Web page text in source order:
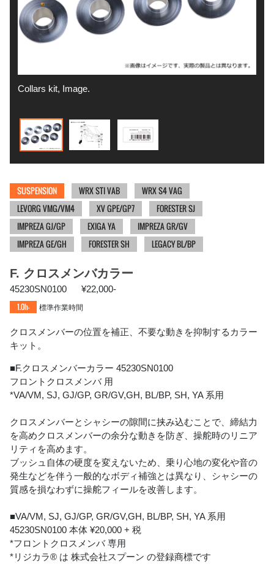
Collars kit, Image.
SUSPENSION WRX STI VAB
WRX S4 VAG
LEVORG VMG/VM4
XV GPE/GP7
FORESTER SJ
IMPREZA GJ/GP
EXIGA YA
IMPREZA GR/GV
IMPREZA GE/GH
FORESTER SH LEGACY BL/BP
F. クロスメンバカラー
45230SN0100
¥22,000-
1.0h-
標準作業時間
クロスメンバーの位置を補正、不要な動きを抑制するカラー
キット。
■F.クロスメンバーカラー 45230SN0100
フロントクロスメンバ 用
*VA/VM, SJ, GJ/GP, GR/GV,GH, BL/BP, SH, YA 系用
クロスメンバーとシャシーの隙間に挟み込むことで、締結力
を高めクロスメンバーの余分な動きを防ぎ、操舵時のリニア
リティを高めます。
ブッシュ自体の硬度を変えないため、乗り心地の変化や音の
発生などを伴う一般的なボディ補強とは異なり、シャシーの
質感を損なわずに操舵フィールを改善します。
■VA/VM, SJ, GJ/GP, GR/GV,GH, BL/BP, SH, YA 系用
45230SN0100 本体 ¥20,000 + 税
*フロントクロスメンバ 専用
*リジカラ® は 株式会社スプーン の登録商標です